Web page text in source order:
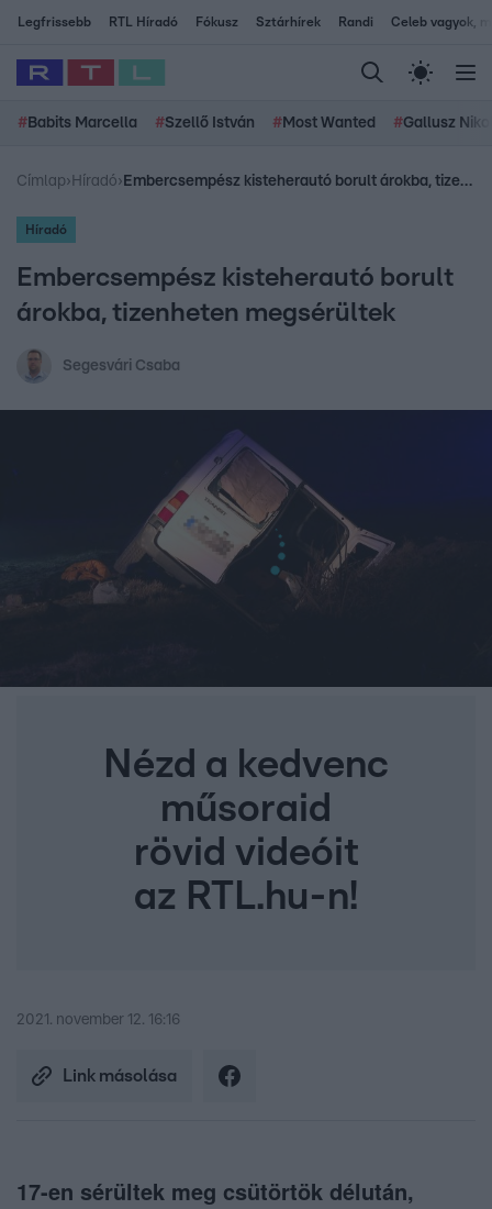
Legfrissebb RTL Híradó Fókusz Sztárhírek Randi Celeb vagyok,
# Babits Marcella #Szellő István # Most Wanted #Gallusz
Címlap› Híradó› Embercsempész kisteherautó borult árokba, tizenheten megsérültek
Híradó
Embercsempész kisteherautó borult
árokba, tizenheten megsérültek
Segesvári Csaba
Nézd a kedvenc
műsoraid
rövid videóit
az RTL.hu-n!
2021. november 12. 16:16
Link másolása
17-en sérültek meg csütörtök délután,